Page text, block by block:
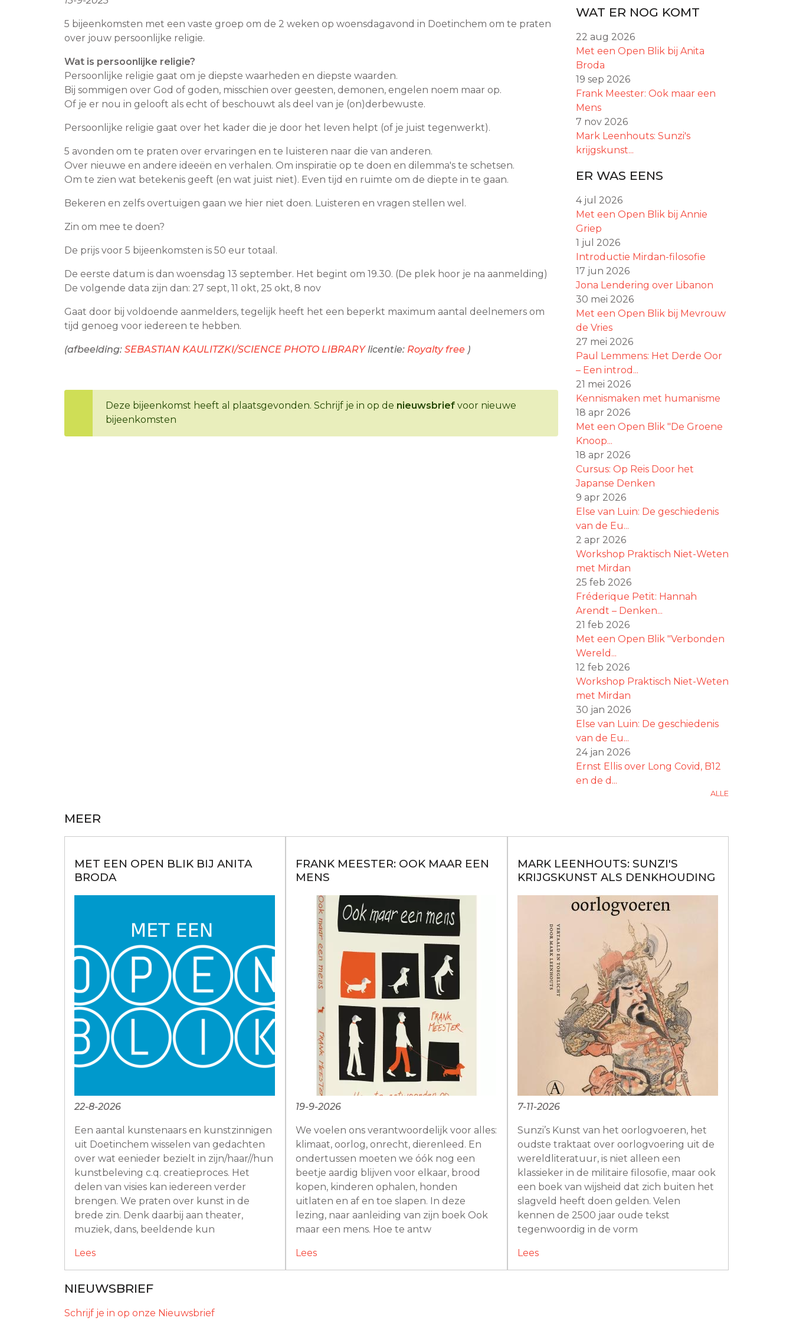
5 bijeenkomsten met een vaste groep om de 2 weken op woensdagavond in Doetinchem om te praten
over jouw persoonlijke religie.
Wat is persoonlijke religie?
Persoonlijke religie gaat om je diepste waarheden en diepste waarden.
Bij sommigen over God of goden, misschien over geesten, demonen, engelen noem maar op.
Of je er nou in gelooft als echt of beschouwt als deel van je (on)derbewuste.
Persoonlijke religie gaat over het kader die je door het leven helpt (of je juist tegenwerkt).
5 avonden om te praten over ervaringen en te luisteren naar die van anderen.
Over nieuwe en andere ideeën en verhalen. Om inspiratie op te doen en dilemma's te schetsen.
Om te zien wat betekenis geeft (en wat juist niet). Even tijd en ruimte om de diepte in te gaan.
Bekeren en zelfs overtuigen gaan we hier niet doen. Luisteren en vragen stellen wel.
Zin om mee te doen?
De prijs voor 5 bijeenkomsten is 50 eur totaal.
De eerste datum is dan woensdag 13 september. Het begint om 19.30. (De plek hoor je na aanmelding)
De volgende data zijn dan: 27 sept, 11 okt, 25 okt, 8 nov
Gaat door bij voldoende aanmelders, tegelijk heeft het een beperkt maximum aantal deelnemers om
tijd genoeg voor iedereen te hebben.
(afbeelding: SEBASTIAN KAULITZKI/SCIENCE PHOTO LIBRARYlicentie: Royalty free )
Deze bijeenkomst heeft al plaatsgevonden. Schrijf je in op de nieuwsbrief voor nieuwe
bijeenkomsten
WAT ER NOG KOMT
22 aug 2026
Met een Open Blik bij Anita
Broda
19 sep 2026
Frank Meester: Ook maar een
Mens
7 nov 2026
Mark Leenhouts: Sunzi's
krijgskunst...
ER WAS EENS
4 jul 2026
Met een Open Blik bij Annie
Griep
1 jul 2026
Introductie Mirdan-filosofie
17 jun 2026
Jona Lendering over Libanon
30 mei 2026
Met een Open Blik bij Mevrouw
de Vries
27 mei 2026
Paul Lemmens: Het Derde Oor
– Een introd...
21 mei 2026
Kennismaken met humanisme
18 apr 2026
Met een Open Blik "De Groene
Knoop...
18 apr 2026
Cursus: Op Reis Door het
Japanse Denken
9 apr 2026
Else van Luin: De geschiedenis
van de Eu...
2 apr 2026
Workshop Praktisch Niet-Weten
met Mirdan
25 feb 2026
Fréderique Petit: Hannah
Arendt – Denken...
21 feb 2026
Met een Open Blik "Verbonden
Wereld...
12 feb 2026
Workshop Praktisch Niet-Weten
met Mirdan
30 jan 2026
Else van Luin: De geschiedenis
van de Eu...
24 jan 2026
Ernst Ellis over Long Covid, B12
en de d...
ALLE
MEER
MET EEN OPEN BLIK BIJ ANITA
BRODA
22-8-2026
Een aantal kunstenaars en kunstzinnigen
uit Doetinchem wisselen van gedachten
over wat eenieder bezielt in zijn/haar//hun
kunstbeleving c.q. creatieproces. Het
delen van visies kan iedereen verder
brengen. We praten over kunst in de
brede zin. Denk daarbij aan theater,
muziek, dans, beeldende kun
Lees
FRANK MEESTER: OOK MAAR EEN
MENS
19-9-2026
We voelen ons verantwoordelijk voor alles:
klimaat, oorlog, onrecht, dierenleed. En
ondertussen moeten we óók nog een
beetje aardig blijven voor elkaar, brood
kopen, kinderen ophalen, honden
uitlaten en af en toe slapen. In deze
lezing, naar aanleiding van zijn boek Ook
maar een mens. Hoe te antw
Lees
MARK LEENHOUTS: SUNZI'S
KRIJGSKUNST ALS DENKHOUDING
7-11-2026
Sunzi’s Kunst van het oorlogvoeren, het
oudste traktaat over oorlogvoering uit de
wereldliteratuur, is niet alleen een
klassieker in de militaire filosofie, maar ook
een boek van wijsheid dat zich buiten het
slagveld heeft doen gelden. Velen
kennen de 2500 jaar oude tekst
tegenwoordig in de vorm
Lees
NIEUWSBRIEF
Schrijf je in op onze Nieuwsbrief